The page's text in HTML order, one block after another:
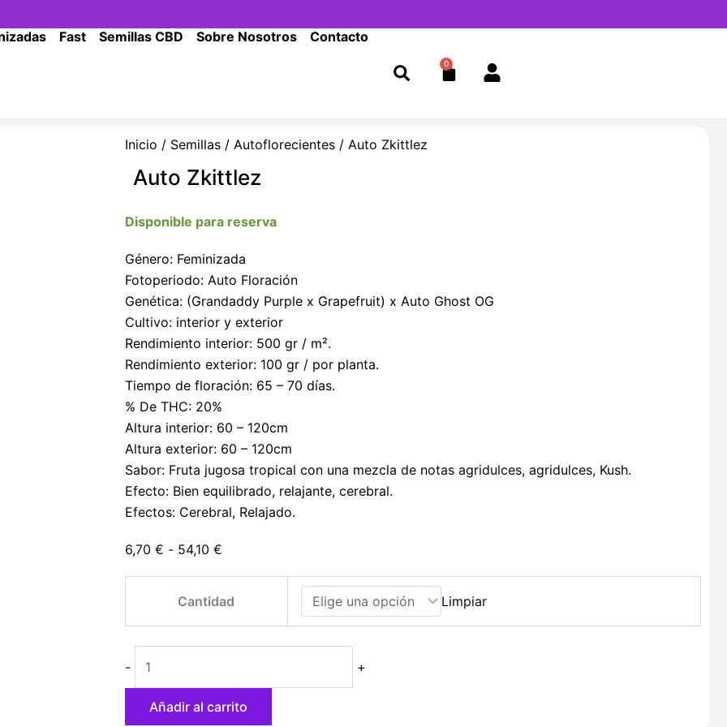
Fast Semillas CBD Sobre Nosotros Contacto
0
Cart
Inicio / Semillas/ Autoflorecientes/ Auto Zkittlez
Auto Zkittlez
Disponible para reserva
Género: Feminizada
Fotoperiodo: Auto Floración
Genética: (Grandaddy Purple x Grapefruit) x Auto Ghost OG
Cultivo: interior y exterior
Rendimiento interior: 500 gr / m².
Rendimiento exterior: 100 gr / por planta.
Tiempo de floración: 65 – 70 días.
% De THC: 20%
Altura interior: 60 – 120cm
Altura exterior: 60 – 120cm
Sabor: Fruta jugosa tropical con una mezcla de notas agridulces, agridulces, Kush.
Efecto: Bien equilibrado, relajante, cerebral.
Efectos: Cerebral, Relajado.
6,70 € - 54,10 €Rango
desde
Cantidad Limpiar
-
Zkittlez
cantidad
+
Añadir al carrito